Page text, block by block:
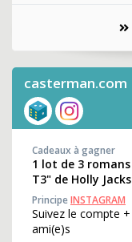
casterman.com
Cadeaux à gagner
1 lot de 3
T3" de Holly
PrincipeINSTAGRAM
Suivez le compte
ami(e)s